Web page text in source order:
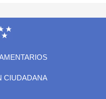
CIUDADANA